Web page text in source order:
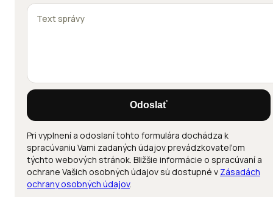
Odoslať
Pri vyplnení a odoslaní tohto formulára dochádza k
spracúvaniu Vami zadaných údajov prevádzkovateľom
týchto webových stránok. Bližšie informácie o spracúvaní a
ochrane Vašich osobných údajov sú dostupné v Zásadách
ochrany osobných údajov.